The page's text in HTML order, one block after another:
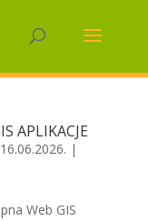
APLIKACJE
|
Web GIS